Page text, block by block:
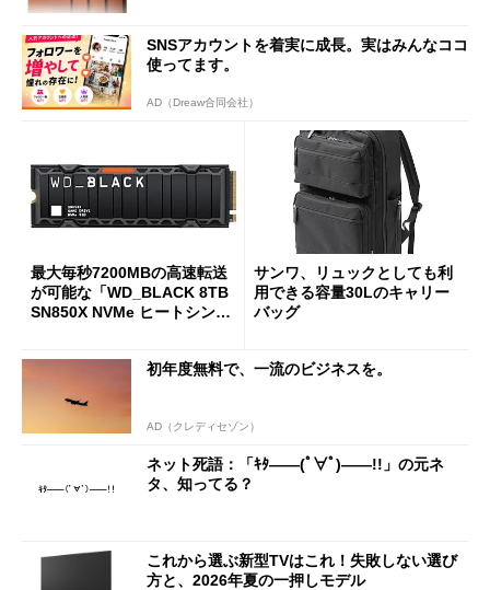
SNSアカウントを着実に成長。実はみんなココ
使ってます。
AD（Dreaw合同会社）
最大毎秒7200MBの高速転送
が可能な「WD_BLACK 8TB
SN850X NVMe ヒートシンク
サンワ、リュックとしても利
用できる容量30Lのキャリー
バッグ
初年度無料で、一流のビジネスを。
AD（クレディセゾン）
ネット死語：「ｷﾀ――(ﾟ∀ﾟ)――!!」の元ネ
タ、知ってる？
これから選ぶ新型TVはこれ！失敗しない選び
方と、2026年夏の一押しモデル